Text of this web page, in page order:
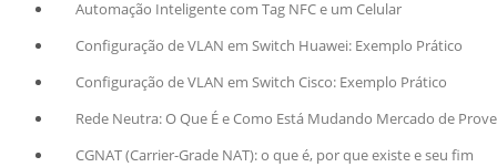
Automação Inteligente com Tag NFC e um Celular
Configuração de VLAN em Switch Huawei: Exemplo Prático
Configuração de VLAN em Switch Cisco: Exemplo Prático
Rede Neutra: O Que É e Como Está Mudando Mercado de
CGNAT (Carrier-Grade NAT): o que é, por que existe e seu fim